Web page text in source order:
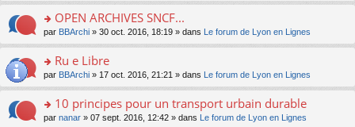
e
nt
ré
c
e
nt
le
pl
u
ré
c
e
nt
e
n
n
le
pl
u
ré
c
a
g
e
n
n
le
pl
le
m
e
a
g
e
n
n
ult
er
le
m
e
a
g
o
n
ult
er
le
m
e
OPEN ARCHIVES SNCF...
par BBArchi » 30 oct. 2016, 18:19 » dans Le forum de Lyon en Lignes
o
n
ult
er
Ru e Libre
par BBArchi » 17 oct. 2016, 21:21 » dans Le forum de Lyon en Lignes
o
10 principes pour un transport urbain durable
par nanar » 07 sept. 2016, 12:42 » dans Le forum de Lyon en Lignes